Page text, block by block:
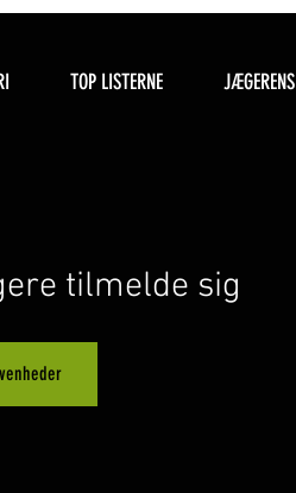
TOP LISTERNE
tilmelde sig